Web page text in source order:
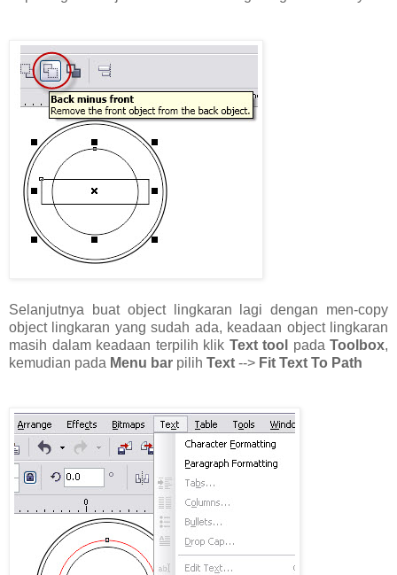
Selanjutnya buat object lingkaran lagi dengan men-copy
object lingkaran yang sudah ada, keadaan object lingkaran
masih dalam keadaan terpilih klik Text tool pada Toolbox,
kemudian pada Menu bar pilih Text --> Fit Text To Path